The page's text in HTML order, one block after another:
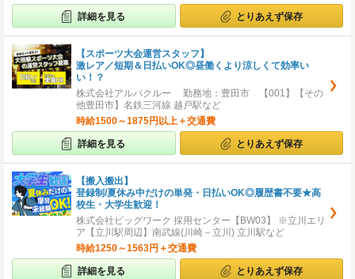
詳細を見る とりあえず保存
【スポーツ大会運営スタッフ】
激レア／短期＆日払いOK◎昼働くより涼しくて効率い
い！？
株式会社アルバクルー 勤務地：豊田市 【001】【その
他豊田市】名鉄三河線 越戸駅など
時給1500～1875円以上＋交通費
詳細を見る とりあえず保存
【搬入搬出】
登録制/夏休み中だけの単発・日払いOK◎履歴書不要★高
校生・大学生歓迎！
株式会社ビッグワーク 採用センター【BW03】 ※立川エリ
ア【立川駅周辺】南武線(川崎－立川) 立川駅など
時給1250～1563円＋交通費
詳細を見る とりあえず保存